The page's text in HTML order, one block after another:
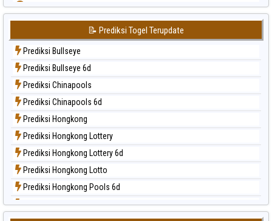
Paito Harian Japan
Paito Harian Japan 6d
Paito Harian Korea
Paito Harian Kuda Lari
Paito Harian Magnum Cambodia
Paito Harian Nagoya
Paito Harian New York Midday
Paito Harian North Carolina Day
Paito Harian Pcso
Paito Harian Pennsylvania Day
Paito Harian Sao Paulo
Paito Harian Singapore
Paito Harian Sydney
📝 Prediksi Togel Terupdate
Prediksi Bullseye
Prediksi Bullseye 6d
Prediksi Chinapools
Prediksi Chinapools 6d
Prediksi Hongkong
Prediksi Hongkong Lottery
Prediksi Hongkong Lottery 6d
Prediksi Hongkong Lotto
Prediksi Hongkong Pools 6d
Prediksi Japan